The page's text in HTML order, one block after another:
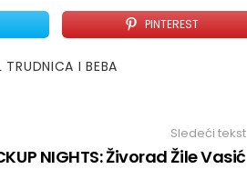
PINTEREST
TRUDNICA I BEBA
Sledeći tekst
NIGHTS: Živorad Žile Vasić